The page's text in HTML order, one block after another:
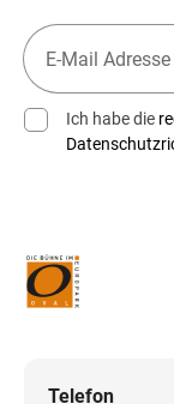
Ich habe die
Telefon